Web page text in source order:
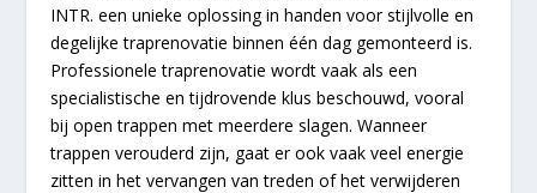
INTR. een unieke oplossing in handen voor stijlvolle en
degelijke traprenovatie binnen één dag gemonteerd is.
Professionele traprenovatie wordt vaak als een
specialistische en tijdrovende klus beschouwd, vooral
bij open trappen met meerdere slagen. Wanneer
trappen verouderd zijn, gaat er ook vaak veel energie
zitten in het vervangen van treden of het verwijderen